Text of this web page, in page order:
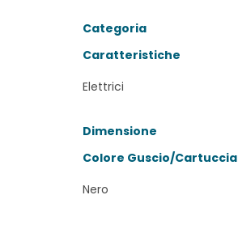
Categoria
Caratteristiche
Elettrici
Dimensione
Colore Guscio/Cartuccia
Nero